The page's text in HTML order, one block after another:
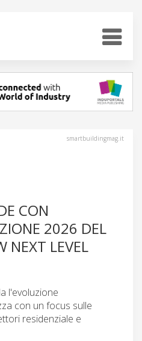
smartbuildingmag.it
CON
2026 DEL
NEXT LEVEL
l'evoluzione
con un focus sulle
residenziale e